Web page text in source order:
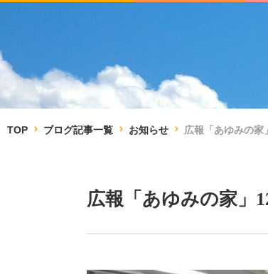
TOP ブログ記事一覧 お知らせ 広報「あゆみの家
広報「あゆみの家」